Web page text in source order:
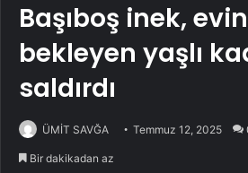
Başıboş inek,
bekleyen yaşlı
saldırdı
ÜMİT SAVĞA Temmuz 12, 2025
Bir dakikadan az